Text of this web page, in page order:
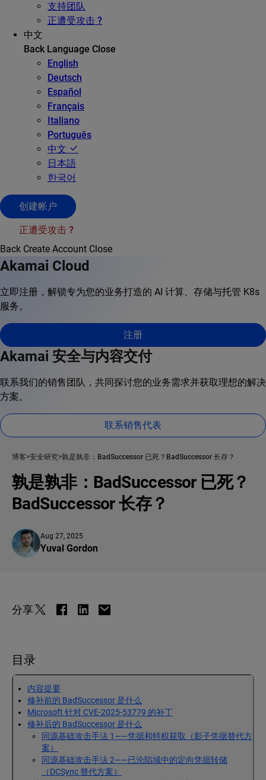
支持团队
正遭受攻击 ?
中文
Back Language Close
English
Deutsch
Español
Français
Italiano
Português
中文
日本語
한국어
创建帐户
正遭受攻击 ?
Back Create Account Close
Akamai Cloud
立即注册，解锁专为您的业务打造的 AI 计算、存储与托管 K8s
服务。
注册
Akamai 安全与内容交付
联系我们的销售团队，共同探讨您的业务需求并获取理想的解决
方案。
联系销售代表
博客 安全研究 孰是孰非：BadSuccessor 已死？BadSuccessor 长存？
孰是孰非：BadSuccessor 已死？
BadSuccessor 长存？
Aug 27, 2025
Yuval Gordon
分享
目录
内容提要
修补前的 BadSuccessor 是什么
Microsoft 针对 CVE-2025-53779 的补丁
修补后的 BadSuccessor 是什么
同源基础攻击手法 1——凭据和特权获取（影子凭据替代方
案）
同源基础攻击手法 2——已沦陷域中的定向凭据转储
（DCSync 替代方案）